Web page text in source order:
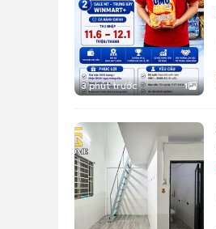
3 phút trước 1